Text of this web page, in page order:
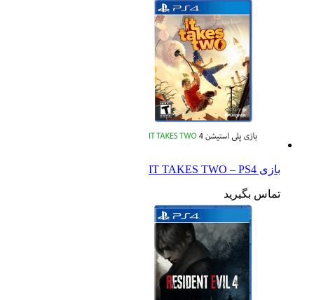
بازی IT TAKES TWO – PS4
تماس بگیرید